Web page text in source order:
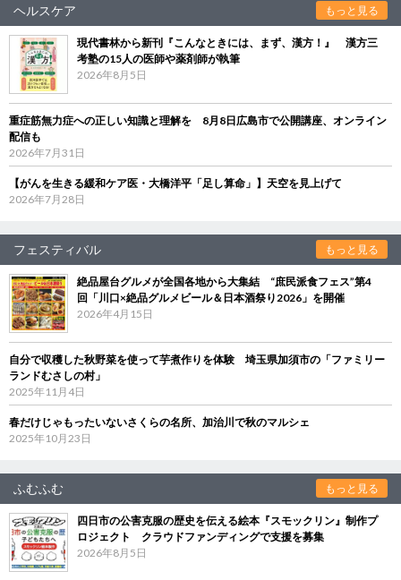
ヘルスケア もっと見る
現代書林から新刊『こんなときには、まず、漢方！』 漢方三
考塾の15人の医師や薬剤師が執筆
2026年8月5日
重症筋無力症への正しい知識と理解を 8月8日広島市で公開講座、オンライン
配信も
2026年7月31日
【がんを生きる緩和ケア医・大橋洋平「足し算命」】天空を見上げて
2026年7月28日
フェスティバル もっと見る
絶品屋台グルメが全国各地から大集結 “庶民派食フェス”第4
回「川口×絶品グルメビール＆日本酒祭り2026」を開催
2026年4月15日
自分で収穫した秋野菜を使って芋煮作りを体験 埼玉県加須市の「ファミリー
ランドむさしの村」
2025年11月4日
春だけじゃもったいないさくらの名所、加治川で秋のマルシェ
2025年10月23日
ふむふむ もっと見る
四日市の公害克服の歴史を伝える絵本『スモックリン』制作プ
ロジェクト クラウドファンディングで支援を募集
2026年8月5日